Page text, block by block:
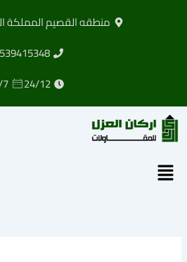
منطقه القصيم المملكة
24/12
القائمة